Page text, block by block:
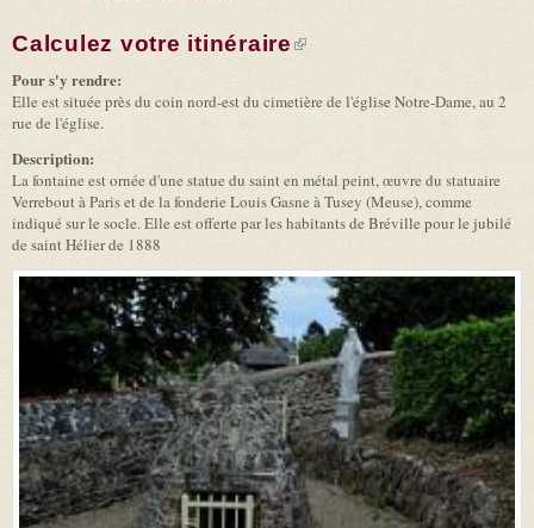
Calculez votre itinéraire(link is external)
Pour s'y rendre:
Elle est située près du coin nord-est du cimetière de l'église Notre-Dame, au 2
rue de l'église.
Description:
La fontaine est ornée d'une statue du saint en métal peint, œuvre du statuaire
Verrebout à Paris et de la fonderie Louis Gasne à Tusey (Meuse), comme
indiqué sur le socle. Elle est offerte par les habitants de Bréville pour le jubilé
de saint Hélier de 1888